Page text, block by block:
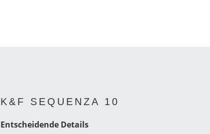
K&F SEQUENZA 10
Entscheidende Details